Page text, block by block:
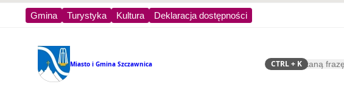
Gmina Turystyka Kultura Deklaracja dostępności
Miasto i Gmina Szczawnica Szukaj
CTRL+ K